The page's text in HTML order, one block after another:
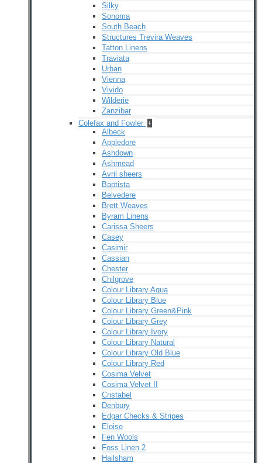
Silky
Sonoma
South Beach
Structures Trevira Weaves
Tatton Linens
Traviata
Urban
Vienna
Vivido
Wilderie
Zanzibar
Colefax and Fowler +
Albeck
Appledore
Ashdown
Ashmead
Avril sheers
Baptista
Belvedere
Brett Weaves
Byram Linens
Carissa Sheers
Casey
Casimir
Cassian
Chester
Chilgrove
Colour Library Aqua
Colour Library Blue
Colour Library Green&Pink
Colour Library Grey
Colour Library Ivory
Colour Library Natural
Colour Library Old Blue
Colour Library Red
Cosima Velvet
Cosima Velvet II
Cristabel
Denbury
Edgar Checks & Stripes
Eloise
Fen Wools
Foss Linen 2
Hailsham